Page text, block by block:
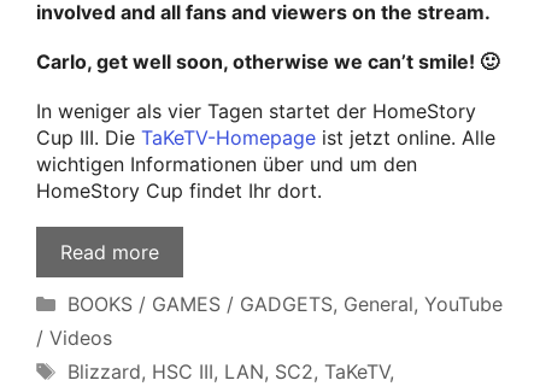
involved and all fans and viewers on the stream.
Carlo, get well soon, otherwise we can’t smile! 🙂
In weniger als vier Tagen startet der HomeStory
Cup III. Die TaKeTV-Homepage ist jetzt online. Alle
wichtigen Informationen über und um den
HomeStory Cup findet Ihr dort.
Read more
Categories
BOOKS / GAMES / GADGETS, General, YouTube
/ Videos
Tags
Blizzard, HSC III, LAN, SC2, TaKeTV,